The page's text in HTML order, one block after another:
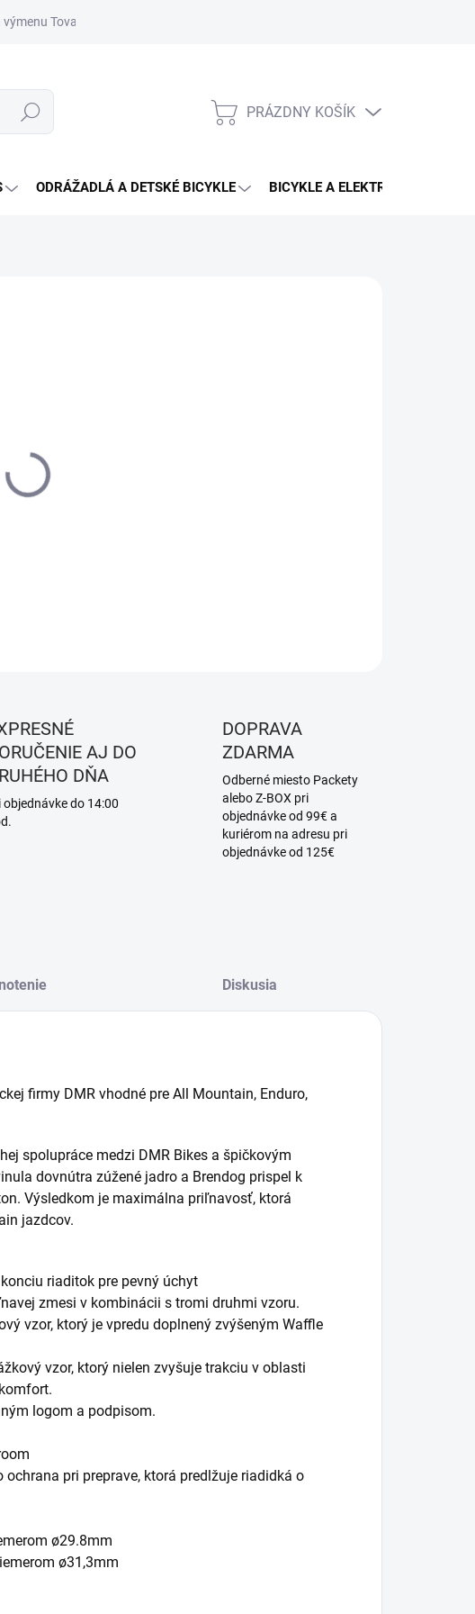
Tovaru
Hľadať
NÁKUPNÝ
PRÁZDNY KOŠÍK
ODRÁŽADLÁ A DETSKÉ BICYKLE BICYKLE A ELEKTRO BICYKLE
AJ DO
DŇA
objednávke do 14:00
DOPRAVA
ZDARMA
Odberné miesto Packety
alebo Z-BOX pri
objednávke od 99€ a
kuriérom na adresu pri
objednávke od 125€
Diskusia
firmy DMR vhodné pre All Mountain, Enduro,
spolupráce medzi DMR Bikes a špičkovým
dovnútra zúžené jadro a Brendog prispel k
Výsledkom je maximálna priľnavosť, ktorá
jazdcov.
riaditok pre pevný úchyt
zmesi v kombinácii s tromi druhmi vzoru.
vzor, ktorý je vpredu doplnený zvýšeným Waffle
vzor, ktorý nielen zvyšuje trakciu v oblasti
logom a podpisom.
pri preprave, ktorá predlžuje riadidká o
ø29.8mm
ø31,3mm